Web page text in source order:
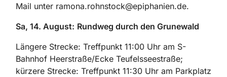
Mail unter ramona.rohnstock@epiphanien.de.
Sa, 14. August: Rundweg durch den Grunewald
Längere Strecke: Treffpunkt 11:00 Uhr am S-
Bahnhof Heerstraße/Ecke Teufelsseestraße;
kürzere Strecke: Treffpunkt 11:30 Uhr am Parkplatz